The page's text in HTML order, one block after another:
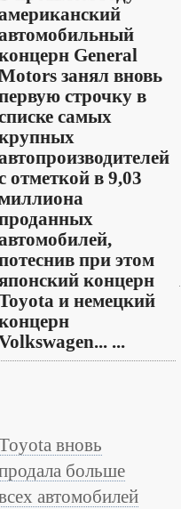
General
занял вновь
строчку в
самых
отметкой в 9,03
при этом
японский концерн
и немецкий
...
вновь
больше
автомобилей